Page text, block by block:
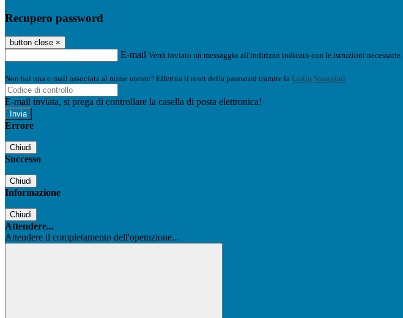
Recupero password
button close ×
E-mail Verrà inviato un messaggio all'indirizzo indicato con le istruzioni necessarie.
Non hai una e-mail associata al nome utente? Effettua il reset della password tramite la Login Spaggiari
E-mail inviata, si prega di controllare la casella di posta elettronica!
Errore
Chiudi
Successo
Chiudi
Informazione
Chiudi
Attendere...
Attendere il completamento dell'operazione...